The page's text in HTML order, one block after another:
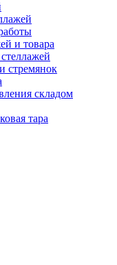
и товара
стремянок
складом
тара